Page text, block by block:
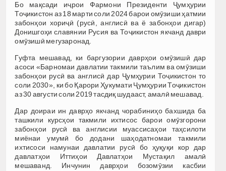
Бо мақсади иҷрои Фармони Президенти Ҷумҳурии
Тоҷикистон аз 18 марти соли 2024 барои омӯзиши ҳатмии
забонҳои хориҷӣ (русӣ, англисӣ ва ё забонҳои дигар)
Донишгоҳи славянии Русия ва Тоҷикистон якчанд даври
омӯзишӣ мегузаронад.
Гуфта мешавад, ки баргузории даврҳои омӯзишӣ дар
асоси «Барномаи давлатии такмили таълим ва омӯзиши
забонҳои русӣ ва англисӣ дар Ҷумҳурии Тоҷикистон то
соли 2030», ки бо Қарори Ҳукумати Ҷумҳурии Тоҷикистон
аз 30 августи соли 2019 тасдиқ шудааст, амалӣ мешавад.
Дар доираи ин даврҳо якчанд чорабиниҳо бахшида ба
ташкили курсҳои такмили ихтисос барои омӯзгорони
забонҳои русӣ ва англисии муассисаҳои таҳсилоти
миёнаи умумӣ бо додани шаҳодатномаи такмили
ихтисоси намунаи давлатии русӣ бо ҳуқуқи кор дар
давлатҳои Иттиҳои Давлатҳои Мустақил амалӣ
мешаванд. Инчунин даврҳои бозомӯзии касбии